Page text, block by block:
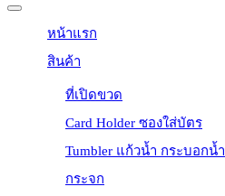
หน้าแรก
สินค้า
ที่เปิดขวด
Card Holder ซองใส่บัตร
Tumbler แก้วน้ำ กระบอกน้ำ
กระจก